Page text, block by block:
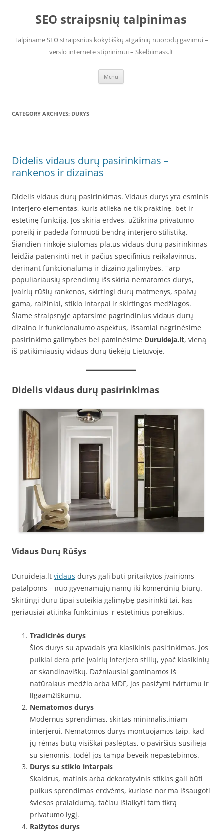
contentSEO straipsnių talpinimas
Talpiname SEO straipsnius kokybiškų atgalinių nuorodų gavimui –
verslo internete stiprinimui – Skelbimass.lt
Menu
CATEGORY ARCHIVES: DURYS
Didelis vidaus durų pasirinkimas –
rankenos ir dizainas
Didelis vidaus durų pasirinkimas. Vidaus durys yra esminis
interjero elementas, kuris atlieka ne tik praktinę, bet ir
estetinę funkciją. Jos skiria erdves, užtikrina privatumo
poreikį ir padeda formuoti bendrą interjero stilistiką.
Šiandien rinkoje siūlomas platus vidaus durų pasirinkimas
leidžia patenkinti net ir pačius specifinius reikalavimus,
derinant funkcionalumą ir dizaino galimybes. Tarp
populiariausių sprendimų išsiskiria nematomos durys,
įvairių rūšių rankenos, skirtingi durų matmenys, spalvų
gama, raižiniai, stiklo intarpai ir skirtingos medžiagos.
Šiame straipsnyje aptarsime pagrindinius vidaus durų
dizaino ir funkcionalumo aspektus, išsamiai nagrinėsime
pasirinkimo galimybes bei paminėsime Duruideja.lt, vieną
iš patikimiausių vidaus durų tiekėjų Lietuvoje.
Didelis vidaus durų pasirinkimas
Vidaus Durų Rūšys
Duruideja.lt vidaus durys gali būti pritaikytos įvairioms
patalpoms – nuo gyvenamųjų namų iki komercinių biurų.
Skirtingi durų tipai suteikia galimybę pasirinkti tai, kas
geriausiai atitinka funkcinius ir estetinius poreikius.
Tradicinės durys
Šios durys su apvadais yra klasikinis pasirinkimas. Jos
puikiai dera prie įvairių interjero stilių, ypač klasikinių
ar skandinaviškų. Dažniausiai gaminamos iš
natūralaus medžio arba MDF, jos pasižymi tvirtumu ir
ilgaamžiškumu.
Nematomos durys
Modernus sprendimas, skirtas minimalistiniam
interjerui. Nematomos durys montuojamos taip, kad
jų rėmas būtų visiškai paslėptas, o paviršius susilieja
su sienomis, todėl jos tampa beveik nepastebimos.
Durys su stiklo intarpais
Skaidrus, matinis arba dekoratyvinis stiklas gali būti
puikus sprendimas erdvėms, kuriose norima išsaugoti
šviesos pralaidumą, tačiau išlaikyti tam tikrą
privatumo lygį.
Raižytos durys